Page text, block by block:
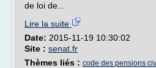
de loi de...
Lire la suite
Date: 2015-11-19 10:30:02
Site : senat.fr
Thèmes liés : code des pensions